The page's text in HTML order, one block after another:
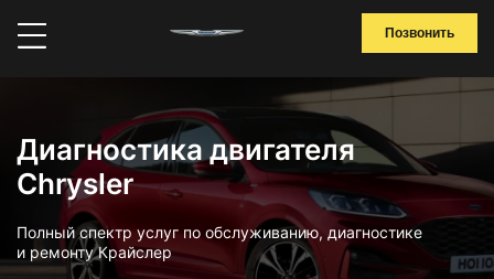
Позвонить
Диагностика двигателя
Chrysler
Полный спектр услуг по обслуживанию, диагностике
и ремонту Крайслер